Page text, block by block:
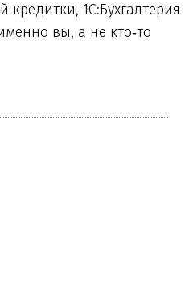
1С:Бухгалтерия
вы, а не кто‑то